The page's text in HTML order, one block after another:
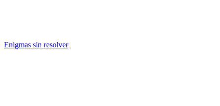
Enigmas sin resolver